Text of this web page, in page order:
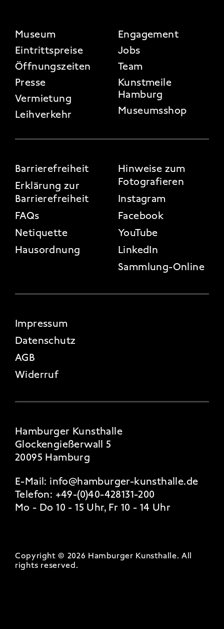
FOOTER 2
Museum
Eintrittspreise
Öffnungszeiten
Presse
Vermietung
Leihverkehr
Engagement
Jobs
Team
Kunstmeile
Hamburg
Museumsshop
FOOTER 3
Barrierefreiheit
Erklärung zur
Barrierefreiheit
FAQs
Netiquette
Hausordnung
Hinweise zum
Fotografieren
Instagram
Facebook
YouTube
LinkedIn
Sammlung-Online
FOOTER 4
Impressum
Datenschutz
AGB
Widerruf
Hamburger Kunsthalle
Glockengießerwall 5
20095 Hamburg
E-Mail: info@hamburger-kunsthalle.de
Telefon: +49-(0)40-428131-200
Mo - Do 10 - 15 Uhr, Fr 10 - 14 Uhr
Copyright © 2026 Hamburger Kunsthalle. All
rights reserved.